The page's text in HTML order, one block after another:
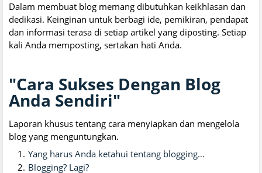
Dalam membuat blog memang dibutuhkan keikhlasan dan
dedikasi. Keinginan untuk berbagi ide, pemikiran, pendapat
dan informasi terasa di setiap artikel yang diposting. Setiap
kali Anda memposting, sertakan hati Anda.
"Cara Sukses Dengan Blog
Anda Sendiri"
Laporan khusus tentang cara menyiapkan dan mengelola
blog yang menguntungkan.
Yang harus Anda ketahui tentang blogging…
Blogging? Lagi?